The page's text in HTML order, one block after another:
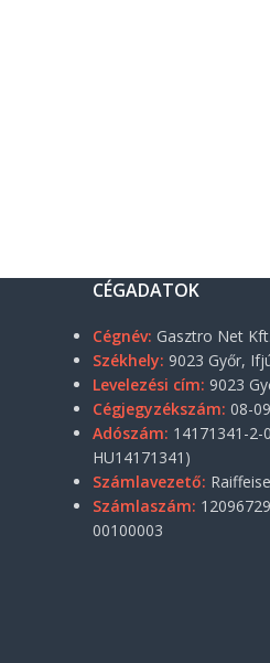
CÉGADATOK
Cégnév: Gasztro Net Kft.
Székhely: 9023 Győr,
Levelezési cím: 9023
Cégjegyzékszám: 08-
Adószám: 14171341-2-
HU14171341)
Számlavezető:
Számlaszám:
00100003